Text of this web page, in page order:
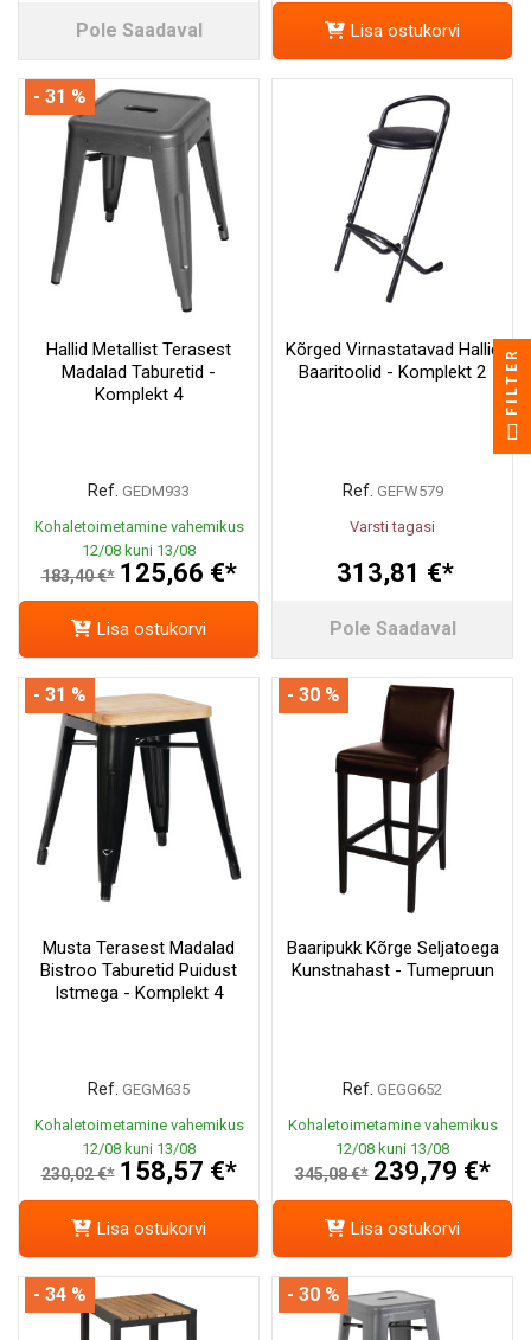
Pole Saadaval Lisa ostukorvi
Hallid Metallist Terasest
Madalad Taburetid -
Komplekt 4
Ref. GEDM933
Kohaletoimetamine vahemikus
12/08 kuni 13/08
183,40 €* 125,66 €*
- 31 %
Lisa ostukorvi
Kõrged Virnastatavad Hallid
Baaritoolid - Komplekt 2
Ref. GEFW579
Varsti tagasi
313,81 €*
Pole Saadaval
Musta Terasest Madalad
Bistroo Taburetid Puidust
Istmega - Komplekt 4
Ref. GEGM635
Kohaletoimetamine vahemikus
12/08 kuni 13/08
230,02 €* 158,57 €*
- 31 %
Lisa ostukorvi
Baaripukk Kõrge Seljatoega
Kunstnahast - Tumepruun
Ref. GEGG652
Kohaletoimetamine vahemikus
12/08 kuni 13/08
345,08 €* 239,79 €*
- 30 %
Lisa ostukorvi
- 34 % - 30 %
FILTER